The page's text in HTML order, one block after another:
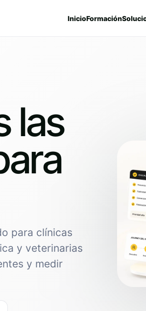
InicioFormación
las
para clínicas
y veterinarias
y medir